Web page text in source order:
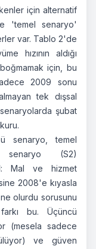
için alternatif
'temel senaryo'
var. Tablo 2'de
hızının aldığı
için, bu
2009 sonu
tek dışsal
şubat
senaryo, temel
senaryo (S2)
Mal ve hizmet
2008'e kıyasla
olurdu sorusunu
bu. Üçüncü
(mesela sadece
ve güven